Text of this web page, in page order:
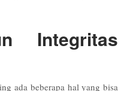
Integritas
ada beberapa hal yang bisa